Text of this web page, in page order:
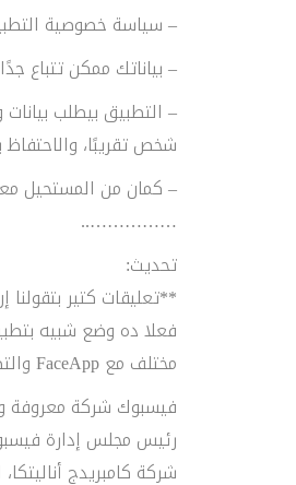
– سياسة خصوصية
– بياناتك ممكن تتباع
– التطبيق بيطلب
شخص تقريبًا،
– كمان من المستحيل
……………..
تحديث:
**تعليقات كتير
فعلا ده وضع شبيه
مختلف مع FaceApp والتطبيقات اللي زيه.
فيسبوك شركة معروفة